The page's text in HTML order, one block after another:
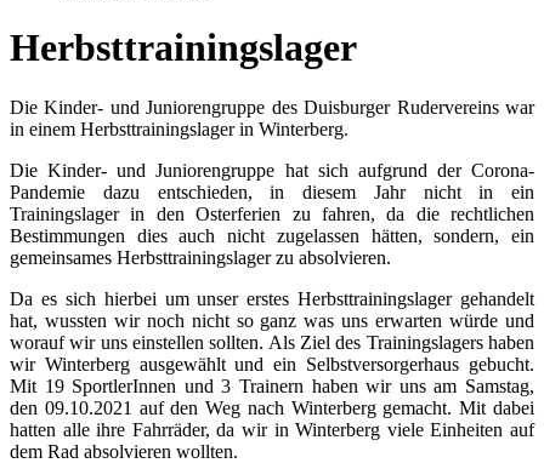
Herbsttrainingslager
Die Kinder- und Juniorengruppe des Duisburger Rudervereins war
in einem Herbsttrainingslager in Winterberg.
Die Kinder- und Juniorengruppe hat sich aufgrund der Corona-
Pandemie dazu entschieden, in diesem Jahr nicht in ein
Trainingslager in den Osterferien zu fahren, da die rechtlichen
Bestimmungen dies auch nicht zugelassen hätten, sondern, ein
gemeinsames Herbsttrainingslager zu absolvieren.
Da es sich hierbei um unser erstes Herbsttrainingslager gehandelt
hat, wussten wir noch nicht so ganz was uns erwarten würde und
worauf wir uns einstellen sollten. Als Ziel des Trainingslagers haben
wir Winterberg ausgewählt und ein Selbstversorgerhaus gebucht.
Mit 19 SportlerInnen und 3 Trainern haben wir uns am Samstag,
den 09.10.2021 auf den Weg nach Winterberg gemacht. Mit dabei
hatten alle ihre Fahrräder, da wir in Winterberg viele Einheiten auf
dem Rad absolvieren wollten.